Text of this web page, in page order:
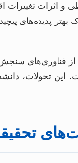
و اثرات تغییرات
پدیده‌های
تحولات،